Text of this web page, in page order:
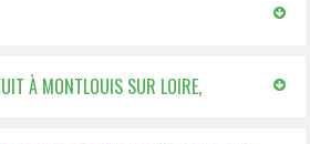
À MONTLOUIS SUR LOIRE,